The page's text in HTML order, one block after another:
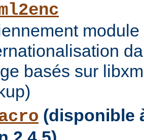
basés sur
(disponible